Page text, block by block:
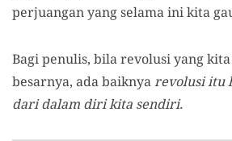
perjuangan yang selama ini kita
Bagi penulis, bila revolusi yang
besarnya, ada baiknyarevolusi itu
dari dalam diri kita sendiri.